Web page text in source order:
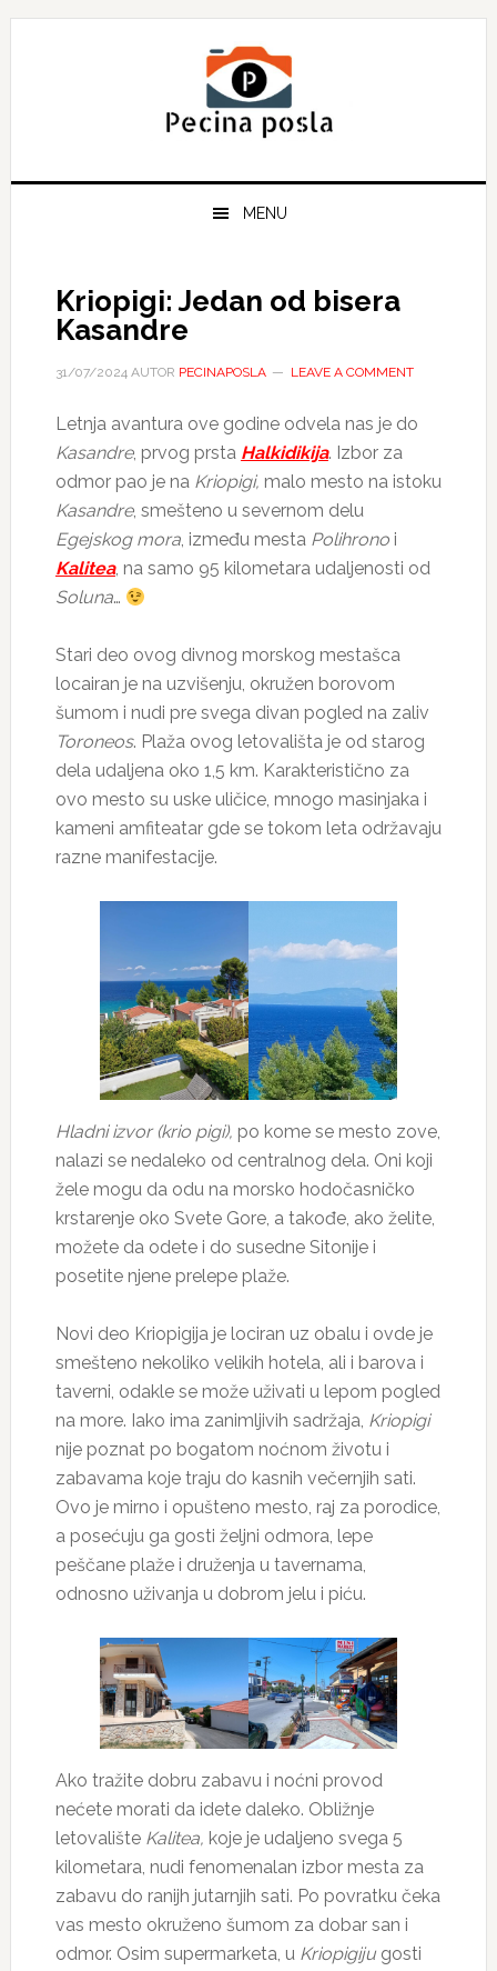
Skip
Skip
Skip
MENU
Kriopigi: Jedan od bisera
Kasandre
31/07/2024AUTOR PECINAPOSLA LEAVE A COMMENT
Letnja avantura ove godine odvela nas je do
Kasandre, prvog prsta Halkidikija. Izbor za
odmor pao je na Kriopigi, malo mesto na istoku
Kasandre, smešteno u severnom delu
Egejskog mora, između mesta Polihronoi
Kalitea, na samo 95 kilometara udaljenosti od
Soluna…
Stari deo ovog divnog morskog mestašca
locairan je na uzvišenju, okružen borovom
šumom i nudi pre svega divan pogled na zaliv
Toroneos. Plaža ovog letovališta je od starog
dela udaljena oko 1,5 km. Karakteristično za
ovo mesto su uske uličice, mnogo masinjaka i
kameni amfiteatar gde se tokom leta održavaju
razne manifestacije.
Hladni izvor (krio pigi), po kome se mesto zove,
nalazi se nedaleko od centralnog dela. Oni koji
žele mogu da odu na morsko hodočasničko
krstarenje oko Svete Gore, a takođe, ako želite,
možete da odete i do susedne Sitonije i
posetite njene prelepe plaže.
Novi deo Kriopigija je lociran uz obalu i ovde je
smešteno nekoliko velikih hotela, ali i barova i
taverni, odakle se može uživati u lepom pogled
na more. Iako ima zanimljivih sadržaja, Kriopigi
nije poznat po bogatom noćnom životu i
zabavama koje traju do kasnih večernjih sati.
Ovo je mirno i opušteno mesto, raj za porodice,
a posećuju ga gosti željni odmora, lepe
peščane plaže i druženja u tavernama,
odnosno uživanja u dobrom jelu i piću.
Ako tražite dobru zabavu i noćni provod
nećete morati da idete daleko. Obližnje
letovalište Kalitea, koje je udaljeno svega 5
kilometara, nudi fenomenalan izbor mesta za
zabavu do ranijh jutarnjih sati. Po povratku čeka
vas mesto okruženo šumom za dobar san i
odmor. Osim supermarketa, u Kriopigijugosti